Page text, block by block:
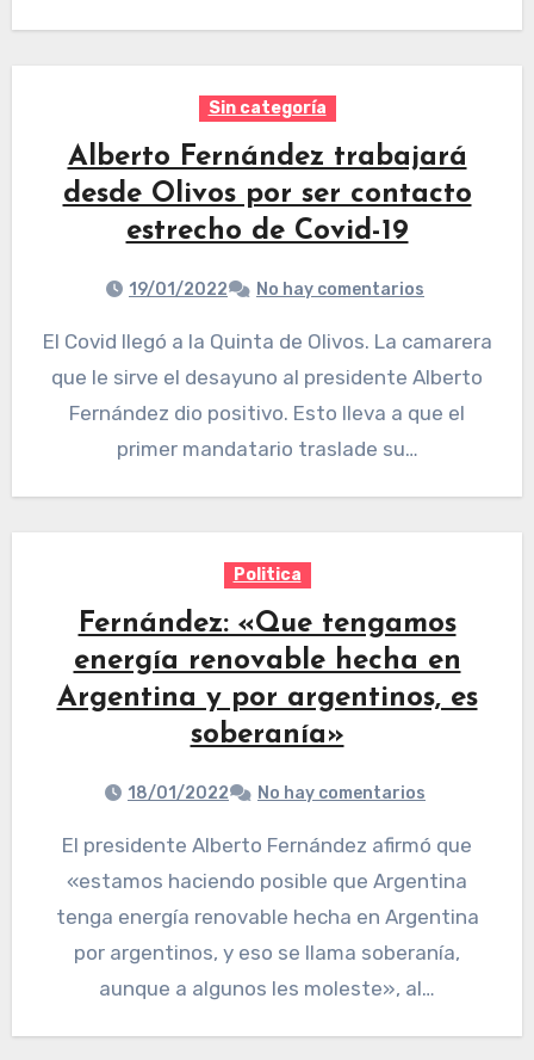
Sin categoría
Alberto Fernández trabajará
desde Olivos por ser contacto
estrecho de Covid-19
19/01/2022 No hay comentarios
El Covid llegó a la Quinta de Olivos. La camarera
que le sirve el desayuno al presidente Alberto
Fernández dio positivo. Esto lleva a que el
primer mandatario traslade su…
Politica
Fernández: «Que tengamos
energía renovable hecha en
Argentina y por argentinos, es
soberanía»
18/01/2022 No hay comentarios
El presidente Alberto Fernández afirmó que
«estamos haciendo posible que Argentina
tenga energía renovable hecha en Argentina
por argentinos, y eso se llama soberanía,
aunque a algunos les moleste», al…